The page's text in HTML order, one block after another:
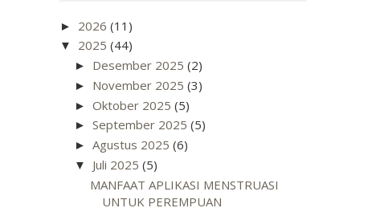
► 2026(11)
▼ 2025(44)
► Desember 2025(2)
► November 2025(3)
►Oktober 2025(5)
►September 2025(5)
►Agustus 2025(6)
▼ Juli 2025(5)
MANFAAT APLIKASI MENSTRUASI
UNTUK PEREMPUAN